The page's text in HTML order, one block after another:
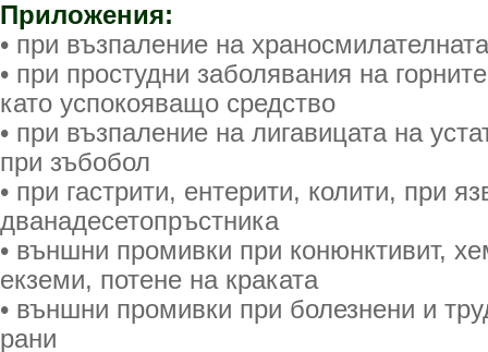
Приложения:
• при възпаление на
• при простудни заболявания на
като успокояващо средство
• при възпаление на лигавицата на
при зъбобол
• при гастрити, ентерити, колити, при
дванадесетопръстника
• външни промивки при конюнктивит,
екземи, потене на краката
• външни промивки при болезнени и
рани